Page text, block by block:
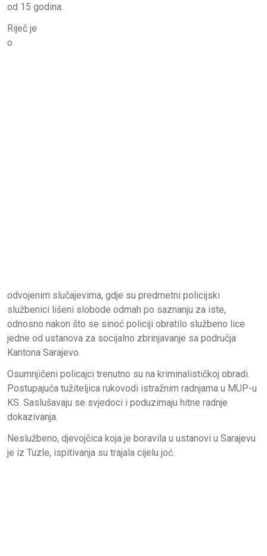
od 15 godina.
Riječ je
o
odvojenim slučajevima, gdje su predmetni policijski
službenici lišeni slobode odmah po saznanju za iste,
odnosno nakon što se sinoć policiji obratilo službeno lice
jedne od ustanova za socijalno zbrinjavanje sa područja
Kantona Sarajevo.
Osumnjičeni policajci trenutno su na kriminalističkoj obradi.
Postupajuća tužiteljica rukovodi istražnim radnjama u MUP-u
KS. Saslušavaju se svjedoci i poduzimaju hitne radnje
dokazivanja.
Neslužbeno, djevojčica koja je boravila u ustanovi u Sarajevu
je iz Tuzle, ispitivanja su trajala cijelu joć.